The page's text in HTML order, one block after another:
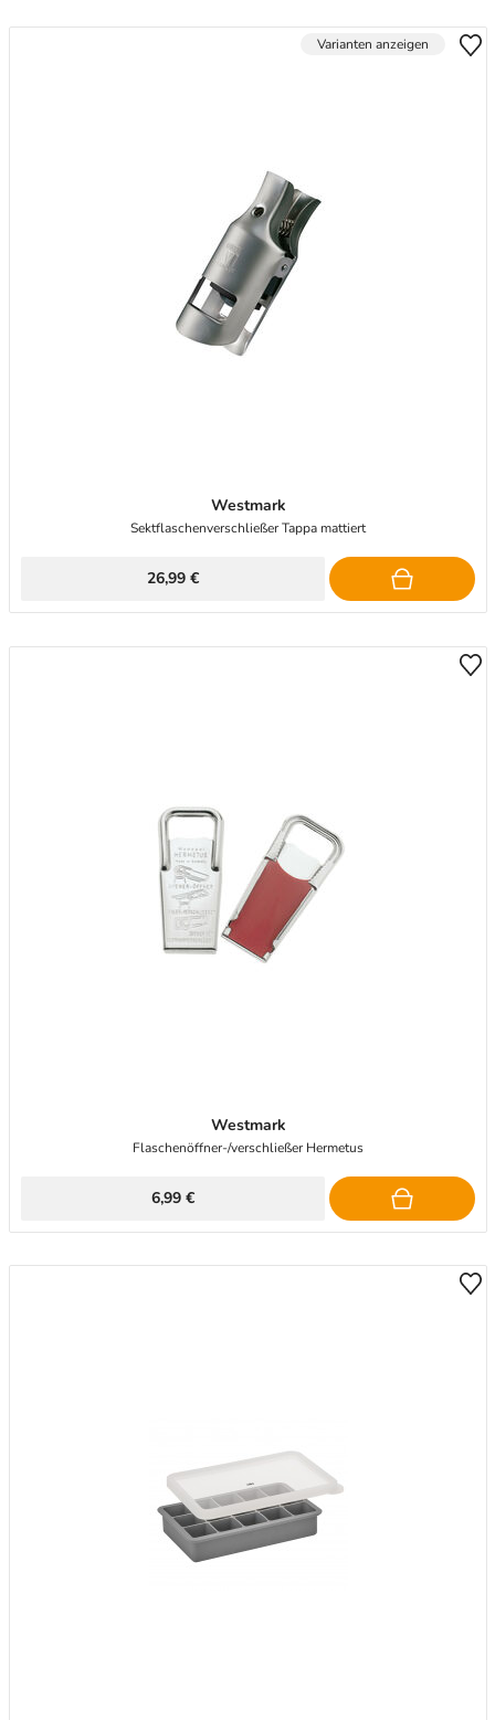
Varianten anzeigen
Westmark
Sektflaschenverschließer Tappa mattiert
26,99 €
Westmark
Flaschenöffner-/verschließer Hermetus
6,99 €